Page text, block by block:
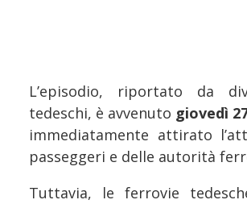
L’episodio, riportato da
tedeschi, è avvenuto giovedì
immediatamente attirato
passeggeri e delle autorità
Tuttavia, le ferrovie